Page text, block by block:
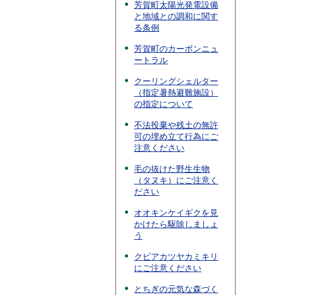
芳賀町太陽光発電設備
と地域との調和に関す
る条例
芳賀町のカーボンニュ
ートラル
クーリングシェルター
（指定暑熱避難施設）
の指定について
不法投棄や残土の無許
可の埋め立て行為にご
注意ください
毛の抜けた野生生物
（タヌキ）にご注意く
ださい
オオキンケイギクを見
かけたら駆除しましょ
う
クビアカツヤカミキリ
にご注意ください
とちぎの元気な森づく